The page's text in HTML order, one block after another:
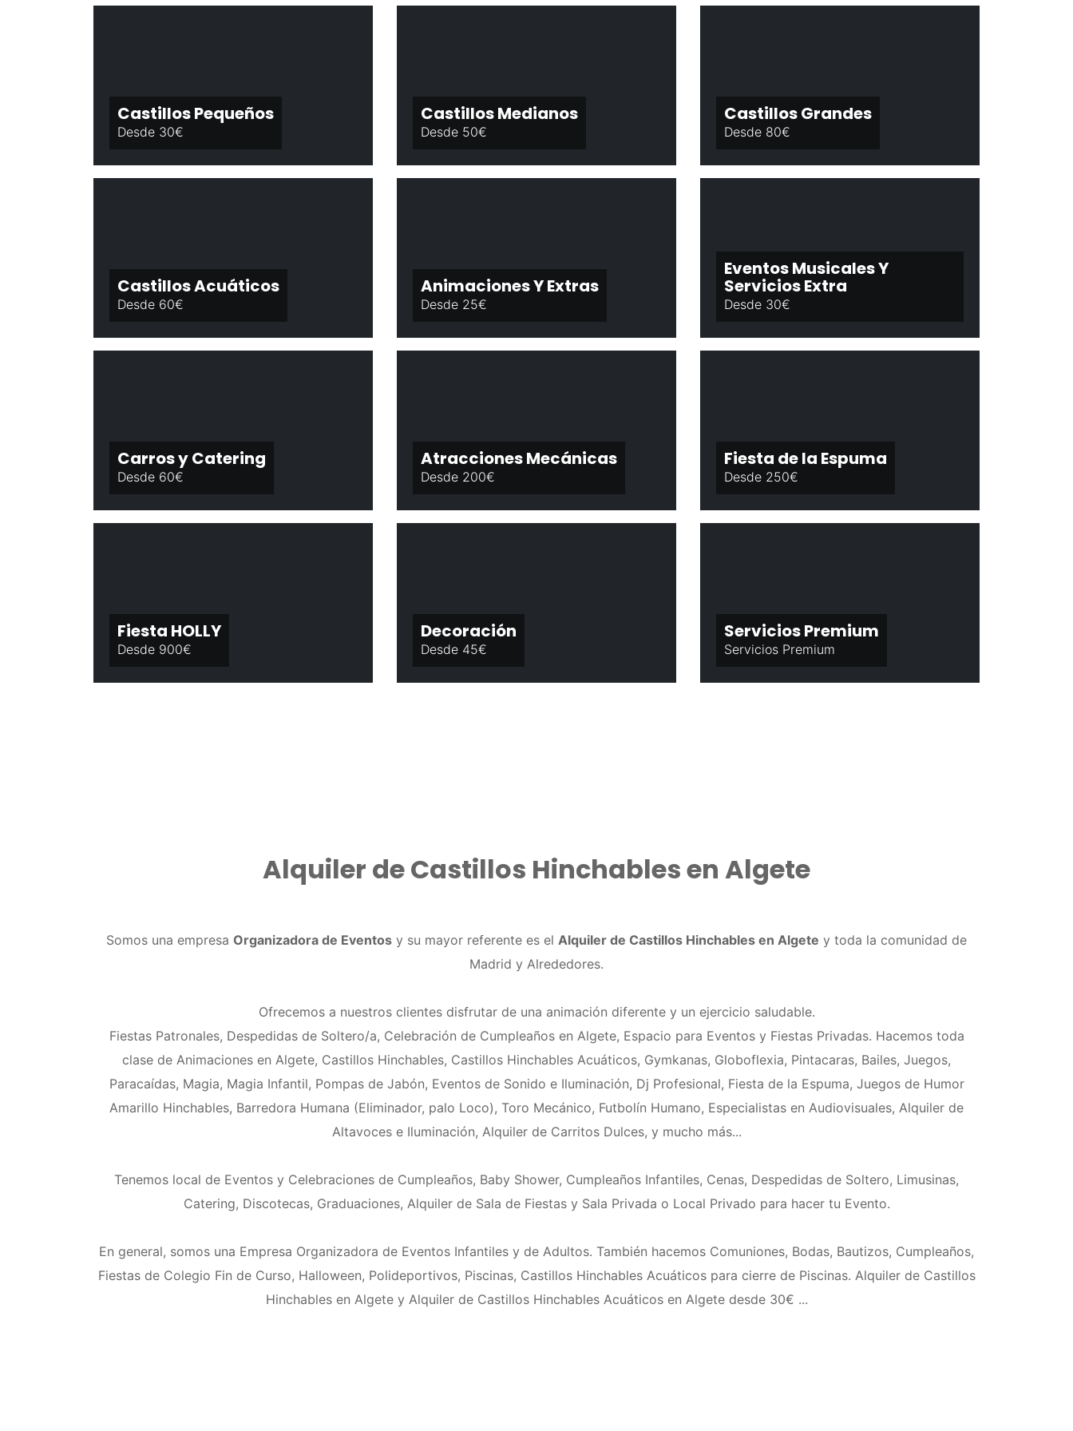
Castillos Pequeños
Desde 30€
Castillos Medianos
Desde 50€
Castillos Grandes
Desde 80€
Castillos Acuáticos
Desde 60€
Animaciones Y Extras
Desde 25€
Eventos Musicales Y
Servicios Extra
Desde 30€
Carros y Catering
Desde 60€
Atracciones Mecánicas
Desde 200€
Fiesta de la Espuma
Desde 250€
Fiesta HOLLY
Desde 900€
Decoración
Desde 45€
Servicios Premium
Servicios Premium
Alquiler de Castillos Hinchables en Algete
Somos una empresa Organizadora de Eventos y su mayor referente es el Alquiler de Castillos Hinchables en Algete y toda la comunidad de
Madrid y Alrededores.
Ofrecemos a nuestros clientes disfrutar de una animación diferente y un ejercicio saludable.
Fiestas Patronales, Despedidas de Soltero/a, Celebración de Cumpleaños en Algete, Espacio para Eventos y Fiestas Privadas. Hacemos toda
clase de Animaciones en Algete, Castillos Hinchables, Castillos Hinchables Acuáticos, Gymkanas, Globoflexia, Pintacaras, Bailes, Juegos,
Paracaídas, Magia, Magia Infantil, Pompas de Jabón, Eventos de Sonido e Iluminación, Dj Profesional, Fiesta de la Espuma, Juegos de Humor
Amarillo Hinchables, Barredora Humana (Eliminador, palo Loco), Toro Mecánico, Futbolín Humano, Especialistas en Audiovisuales, Alquiler de
Altavoces e Iluminación, Alquiler de Carritos Dulces, y mucho más...
Tenemos local de Eventos y Celebraciones de Cumpleaños, Baby Shower, Cumpleaños Infantiles, Cenas, Despedidas de Soltero, Limusinas,
Catering, Discotecas, Graduaciones, Alquiler de Sala de Fiestas y Sala Privada o Local Privado para hacer tu Evento.
En general, somos una Empresa Organizadora de Eventos Infantiles y de Adultos. También hacemos Comuniones, Bodas, Bautizos, Cumpleaños,
Fiestas de Colegio Fin de Curso, Halloween, Polideportivos, Piscinas, Castillos Hinchables Acuáticos para cierre de Piscinas. Alquiler de Castillos
Hinchables en Algete y Alquiler de Castillos Hinchables Acuáticos en Algete desde 30€ ...